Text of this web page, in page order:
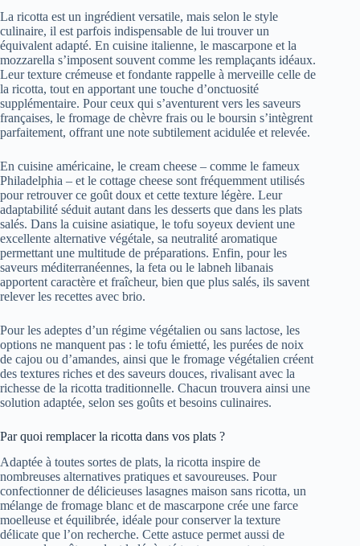
La ricotta est un ingrédient versatile, mais selon le style
culinaire, il est parfois indispensable de lui trouver un
équivalent adapté. En cuisine italienne, le mascarpone et la
mozzarella s’imposent souvent comme les remplaçants idéaux.
Leur texture crémeuse et fondante rappelle à merveille celle de
la ricotta, tout en apportant une touche d’onctuosité
supplémentaire. Pour ceux qui s’aventurent vers les saveurs
françaises, le fromage de chèvre frais ou le boursin s’intègrent
parfaitement, offrant une note subtilement acidulée et relevée.
En cuisine américaine, le cream cheese – comme le fameux
Philadelphia – et le cottage cheese sont fréquemment utilisés
pour retrouver ce goût doux et cette texture légère. Leur
adaptabilité séduit autant dans les desserts que dans les plats
salés. Dans la cuisine asiatique, le tofu soyeux devient une
excellente alternative végétale, sa neutralité aromatique
permettant une multitude de préparations. Enfin, pour les
saveurs méditerranéennes, la feta ou le labneh libanais
apportent caractère et fraîcheur, bien que plus salés, ils savent
relever les recettes avec brio.
Pour les adeptes d’un régime végétalien ou sans lactose, les
options ne manquent pas : le tofu émietté, les purées de noix
de cajou ou d’amandes, ainsi que le fromage végétalien créent
des textures riches et des saveurs douces, rivalisant avec la
richesse de la ricotta traditionnelle. Chacun trouvera ainsi une
solution adaptée, selon ses goûts et besoins culinaires.
Par quoi remplacer la ricotta dans vos plats ?
Adaptée à toutes sortes de plats, la ricotta inspire de
nombreuses alternatives pratiques et savoureuses. Pour
confectionner de délicieuses lasagnes maison sans ricotta, un
mélange de fromage blanc et de mascarpone crée une farce
moelleuse et équilibrée, idéale pour conserver la texture
délicate que l’on recherche. Cette astuce permet aussi de